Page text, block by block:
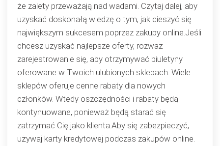
że zalety przeważają nad wadami. Czytaj dalej, aby
uzyskać doskonałą wiedzę o tym, jak cieszyć się
największym sukcesem poprzez zakupy online.Jeśli
chcesz uzyskać najlepsze oferty, rozważ
zarejestrowanie się, aby otrzymywać biuletyny
oferowane w Twoich ulubionych sklepach. Wiele
sklepów oferuje cenne rabaty dla nowych
członków. Wtedy oszczędności i rabaty będą
kontynuowane, ponieważ będą starać się
zatrzymać Cię jako klienta.Aby się zabezpieczyć,
używaj karty kredytowej podczas zakupów online.